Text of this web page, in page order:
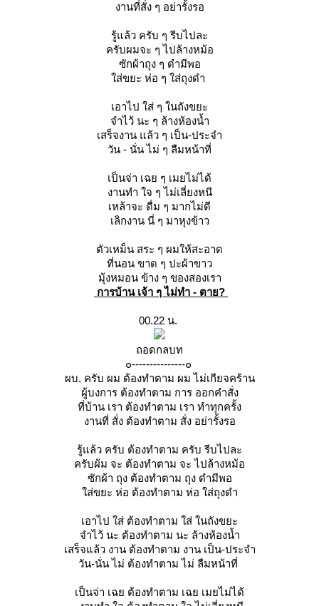
งานที่สั่ง ๆ อย่ารั้งรอ
รู้แล้ว ครับ ๆ รีบไปละ
ครับผมจะ ๆ ไปล้างหม้อ
ซักผ้าถุง ๆ ดำมีพอ
ส่ขยะ ห่อ ๆ ใส่ถุงดำ
เอาไป ใส่ ๆ ในถังขยะ
จำไว้ นะ ๆ ล้างห้องน้ำ
เสร็จงาน แล้ว ๆ เป็น-ประจำ
วัน - นั่น ไม่ ๆ ลืมหน้าที่
เป็นจ่า เฉย ๆ เมยไม่ได้
งานทำ ใจ ๆ ไม่เลี่ยงหนี
เหล้าจะ ดื่ม ๆ มากไม่ดี
เลิกงาน นี่ ๆ มาหุงข้าว
ตัวเหม็น สระ ๆ ผมให้สะอาด
ที่นอน ขาด ๆ ปะผ้าขาว
มุ้งหมอน ข้าง ๆ ของสองเรา
การบ้าน เจ้า ๆ ไม่ทำ - ตาย?
00.22 น.
ถอดกลบท
๐---------------๐
ผบ. ครับ ผม ต้องทำตาม ผม ไม่เกียจคร้าน
ผู้บงการ ต้องทำตาม การ ออกคำสั่ง
ที่บ้าน เรา ต้องทำตาม เรา ทำทุกครั้ง
งานที่ สั่ง ต้องทำตาม สั่ง อย่ารั้งรอ
รู้แล้ว ครับ ต้องทำตาม ครับ รีบไปละ
ครับผ้ม จะ ต้องทำตาม จะ ไปล้างหม้อ
ซักผ้า ถุง ต้องทำตาม ถุง ดำมีพอ
ส่ขยะ ห่อ ต้องทำตาม ห่อ ใส่ถุงดำ
เอาไป ใส่ ต้องทำตาม ใส่ ในถังขยะ
จำไว้ นะ ต้องทำตาม นะ ล้างห้องน้ำ
เสร็จแล้ว งาน ต้องทำตาม งาน เป็น-ประจำ
วัน-นั่น ไม่ ต้องทำตาม ไม่ ลืมหน้าที่
เป็นจ่า เฉย ต้องทำตาม เฉย เมยไม่ได้